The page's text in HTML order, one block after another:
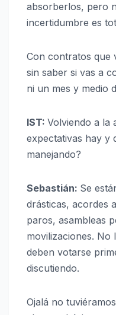
absorberlos, pero
incertidumbre es
Con contratos que
sin saber si vas a
ni un mes y medio
IST: Volviendo a la
expectativas hay y
manejando?
Sebastián: Se
drásticas, acordes
paros, asambleas
movilizaciones. No
deben votarse
discutiendo.
Ojalá no